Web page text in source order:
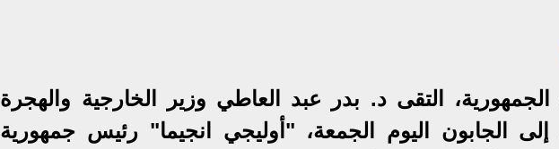
التقى د. بدر عبد العاطي وزير الخارجية والهجرة
إلى الجابون اليوم الجمعة، "أوليجي انجيما" رئيس جمهورية